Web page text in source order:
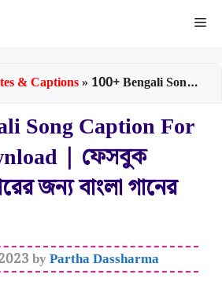
& Captions» 100+ Bengali Song Caption for FB DP Download | ফেসবুক ডিসপ্লে পিকচারের জন্য বাংলা গানের ক্যাপশন
Song Caption For
| ফেসবুক
জন্য বাংলা গানের
byPartha Dassharma